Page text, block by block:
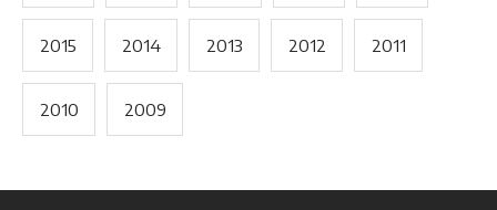
2015 2014 2013 2012 2011
2010 2009